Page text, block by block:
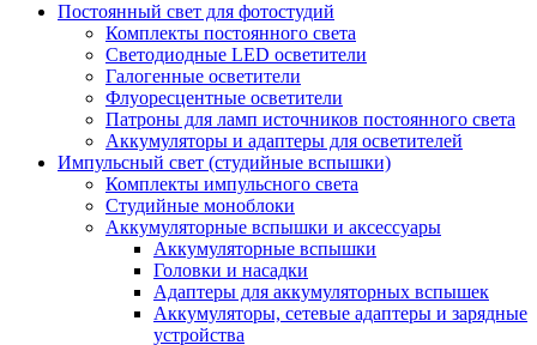
Постоянный свет для фотостудий
Комплекты постоянного света
Светодиодные LED осветители
Галогенные осветители
Флуоресцентные осветители
Патроны для ламп источников постоянного света
Аккумуляторы и адаптеры для осветителей
Импульсный свет (студийные вспышки)
Комплекты импульсного света
Студийные моноблоки
Аккумуляторные вспышки и аксессуары
Аккумуляторные вспышки
Головки и насадки
Адаптеры для аккумуляторных вспышек
Аккумуляторы, сетевые адаптеры и зарядные
устройства